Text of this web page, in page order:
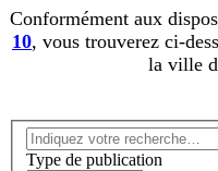
Conformément aux
10, vous trouverez ci-
la ville
Type de publication